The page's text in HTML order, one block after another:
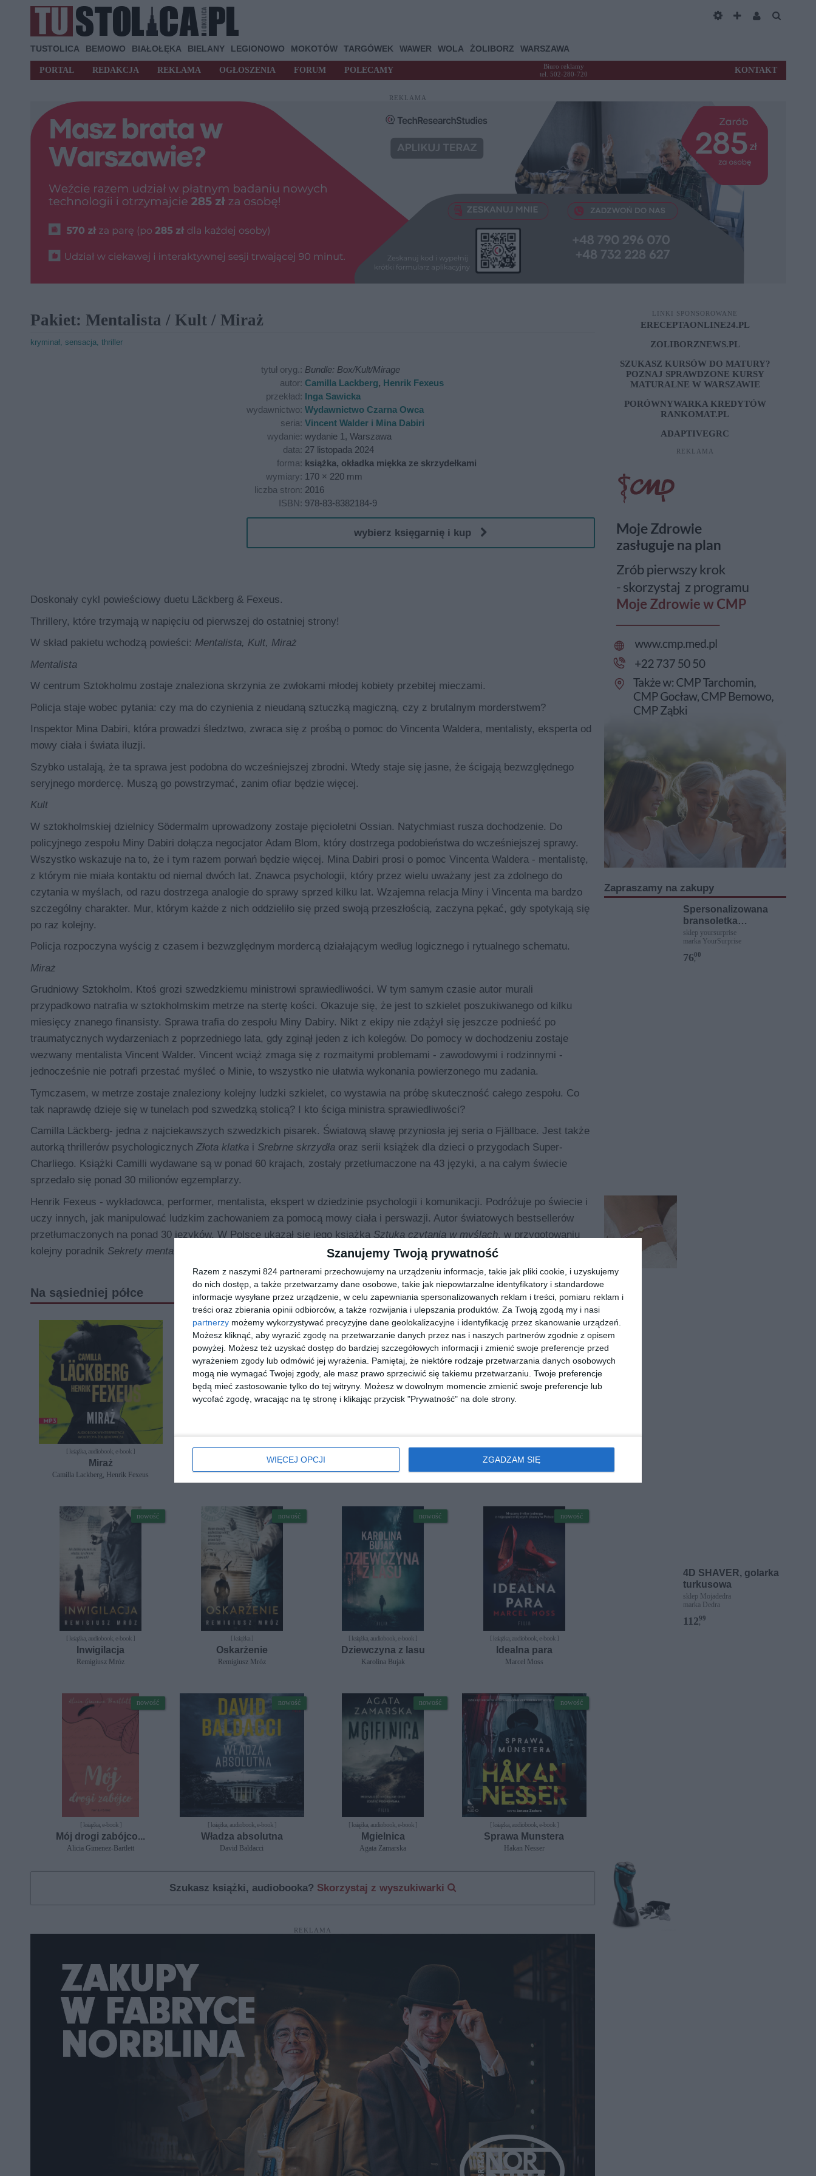
Szanujemy Twoją prywatność
Razem z naszymi 824 partnerami przechowujemy na urządzeniu informacje, takie jak pliki cookie, i uzyskujemy
do nich dostęp, a także przetwarzamy dane osobowe, takie jak niepowtarzalne identyfikatory i standardowe
informacje wysyłane przez urządzenie, w celu zapewniania spersonalizowanych reklam i treści, pomiaru reklam i
treści oraz zbierania opinii odbiorców, a także rozwijania i ulepszania produktów. Za Twoją zgodą my i nasi
partnerzy możemy wykorzystywać precyzyjne dane geolokalizacyjne i identyfikację przez skanowanie urządzeń.
Możesz kliknąć, aby wyrazić zgodę na przetwarzanie danych przez nas i naszych partnerów zgodnie z opisem
powyżej. Możesz też uzyskać dostęp do bardziej szczegółowych informacji i zmienić swoje preferencje przed
wyrażeniem zgody lub odmówić jej wyrażenia.
Pamiętaj, że niektóre rodzaje przetwarzania danych osobowych
mogą nie wymagać Twojej zgody, ale masz prawo sprzeciwić się takiemu przetwarzaniu. Twoje preferencje
będą mieć zastosowanie tylko do tej witryny. Możesz w dowolnym momencie zmienić swoje preferencje lub
wycofać zgodę, wracając na tę stronę i klikając przycisk "Prywatność" na dole strony.
WIĘCEJ OPCJI ZGADZAM SIĘ
TUSTOLICA BEMOWO BIAŁOŁĘKA BIELANY LEGIONOWO MOKOTÓW TARGÓWEK WAWER WOLA ŻOLIBORZ WARSZAWA
PORTAL REDAKCJA REKLAMA OGŁOSZENIA FORUM POLECAMY
Biuro reklamy
tel. 502-280-720
KONTAKT
REKLAMA
Pakiet: Mentalista / Kult / Miraż
kryminał, sensacja, thriller
tytuł oryg.: Bundle: Box/Kult/Mirage
autor: Camilla Lackberg, Henrik Fexeus
przekład: Inga Sawicka
wydawnictwo: Wydawnictwo Czarna Owca
seria: Vincent Walder i Mina Dabiri
wydanie: wydanie 1, Warszawa
data: 27 listopada 2024
forma: książka, okładka miękka ze skrzydełkami
wymiary: 170 × 220 mm
liczba stron: 2016
ISBN: 978-83-8382184-9
wybierz księgarnię i kup
Doskonały cykl powieściowy duetu Läckberg & Fexeus.
Thrillery, które trzymają w napięciu od pierwszej do ostatniej strony!
W skład pakietu wchodzą powieści: Mentalista, Kult, Miraż
Mentalista
W centrum Sztokholmu zostaje znaleziona skrzynia ze zwłokami młodej kobiety przebitej mieczami.
Policja staje wobec pytania: czy ma do czynienia z nieudaną sztuczką magiczną, czy z brutalnym morderstwem?
Inspektor Mina Dabiri, która prowadzi śledztwo, zwraca się z prośbą o pomoc do Vincenta Waldera, mentalisty, eksperta od
mowy ciała i świata iluzji.
Szybko ustalają, że ta sprawa jest podobna do wcześniejszej zbrodni. Wtedy staje się jasne, że ścigają bezwzględnego
seryjnego mordercę. Muszą go powstrzymać, zanim ofiar będzie więcej.
Kult
W sztokholmskiej dzielnicy Södermalm uprowadzony zostaje pięcioletni Ossian. Natychmiast rusza dochodzenie. Do
policyjnego zespołu Miny Dabiri dołącza negocjator Adam Blom, który dostrzega podobieństwa do wcześniejszej sprawy.
Wszystko wskazuje na to, że i tym razem porwań będzie więcej. Mina Dabiri prosi o pomoc Vincenta Waldera - mentalistę,
z którym nie miała kontaktu od niemal dwóch lat. Znawca psychologii, który przez wielu uważany jest za zdolnego do
czytania w myślach, od razu dostrzega analogie do sprawy sprzed kilku lat. Wzajemna relacja Miny i Vincenta ma bardzo
szczególny charakter. Mur, którym każde z nich oddzieliło się przed swoją przeszłością, zaczyna pękać, gdy spotykają się
po raz kolejny.
Policja rozpoczyna wyścig z czasem i bezwzględnym mordercą działającym według logicznego i rytualnego schematu.
Miraż
Grudniowy Sztokholm. Ktoś grozi szwedzkiemu ministrowi sprawiedliwości. W tym samym czasie autor murali
przypadkowo natrafia w sztokholmskim metrze na stertę kości. Okazuje się, że jest to szkielet poszukiwanego od kilku
miesięcy znanego finansisty. Sprawa trafia do zespołu Miny Dabiry. Nikt z ekipy nie zdążył się jeszcze podnieść po
traumatycznych wydarzeniach z poprzedniego lata, gdy zginął jeden z ich kolegów. Do pomocy w dochodzeniu zostaje
wezwany mentalista Vincent Walder. Vincent wciąż zmaga się z rozmaitymi problemami - zawodowymi i rodzinnymi -
jednocześnie nie potrafi przestać myśleć o Minie, to wszystko nie ułatwia wykonania powierzonego mu zadania.
Tymczasem, w metrze zostaje znaleziony kolejny ludzki szkielet, co wystawia na próbę skuteczność całego zespołu. Co
tak naprawdę dzieje się w tunelach pod szwedzką stolicą? I kto ściga ministra sprawiedliwości?
Camilla Läckberg- jedna z najciekawszych szwedzkich pisarek. Światową sławę przyniosła jej seria o Fjällbace. Jest także
autorką thrillerów psychologicznych Złota klatka i Srebrne skrzydła oraz serii książek dla dzieci o przygodach Super-
Charliego. Książki Camilli wydawane są w ponad 60 krajach, zostały przetłumaczone na 43 języki, a na całym świecie
sprzedało się ponad 30 milionów egzemplarzy.
Henrik Fexeus - wykładowca, performer, mentalista, ekspert w dziedzinie psychologii i komunikacji. Podróżuje po świecie i
uczy innych, jak manipulować ludzkim zachowaniem za pomocą mowy ciała i perswazji. Autor światowych bestsellerów
przetłumaczonych na ponad 30 języków. W Polsce ukazał się jego książka Sztuka czytania w myślach, w przygotowaniu
kolejny poradnik Sekrety mentalisty Techniki skutecznej komunikacji.
Na sąsiedniej półce
[ książka, audiobook, e-book ]
Miraż
Camilla Lackberg, Henrik Fexeus Camilla Lackberg, Henrik Fexeus
[ książka, audiobook, e-book ]
Camilla Lackberg, Henrik Fexeus
Kontratyp
Remigiusz Mróz
nowość
[ książka, audiobook, e-book ]
Inwigilacja
Remigiusz Mróz
nowość
[ książka ]
Oskarżenie
Remigiusz Mróz
nowość
[ książka, audiobook, e-book ]
Dziewczyna z lasu
Karolina Bujak
nowość
[ książka, audiobook, e-book ]
Idealna para
Marcel Moss
nowość
[ książka, e-book ]
Mój drogi zabójco...
Alicia Gimenez-Bartlett
nowość
[ książka, audiobook, e-book ]
Władza absolutna
David Baldacci
nowość
[ książka, audiobook, e-book ]
Mgielnica
Agata Zamarska
nowość
[ książka, audiobook, e-book ]
Sprawa Munstera
Hakan Nesser
Szukasz książki, audiobooka? Skorzystaj z wyszukiwarki
REKLAMA
LINKI SPONSOROWANE
ERECEPTAONLINE24.PL
ZOLIBORZNEWS.PL
SZUKASZ KURSÓW DO MATURY?
POZNAJ SPRAWDZONE KURSY
MATURALNE W WARSZAWIE
PORÓWNYWARKA KREDYTÓW
RANKOMAT.PL
ADAPTIVEGRC
REKLAMA
Zapraszamy na zakupy
Spersonalizowana
bransoletka
sznurkowa - Różowa -
Złote kółko
sklep yoursurprise
marka YourSurprise
76,
00
4D SHAVER, golarka
turkusowa
sklep Mojadedra
marka Dedra
112,
99